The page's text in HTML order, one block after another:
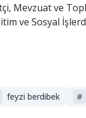
Mevzuat ve
ve Sosyal
feyzi berdibek #